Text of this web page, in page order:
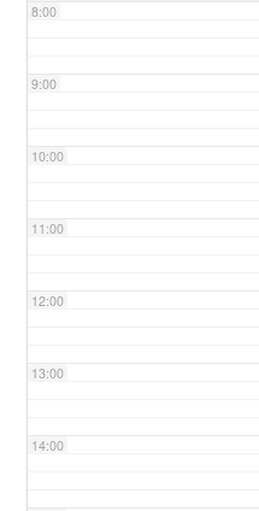
8:00
9:00
10:00
11:00
12:00
13:00
14:00